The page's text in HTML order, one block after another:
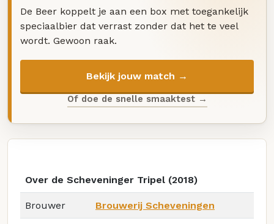
De Beer koppelt je aan een box met toegankelijk
speciaalbier dat verrast zonder dat het te veel
wordt. Gewoon raak.
Bekijk jouw match →
Of doe de snelle smaaktest →
Over de Scheveninger Tripel (2018)
Brouwer Brouwerij Scheveningen